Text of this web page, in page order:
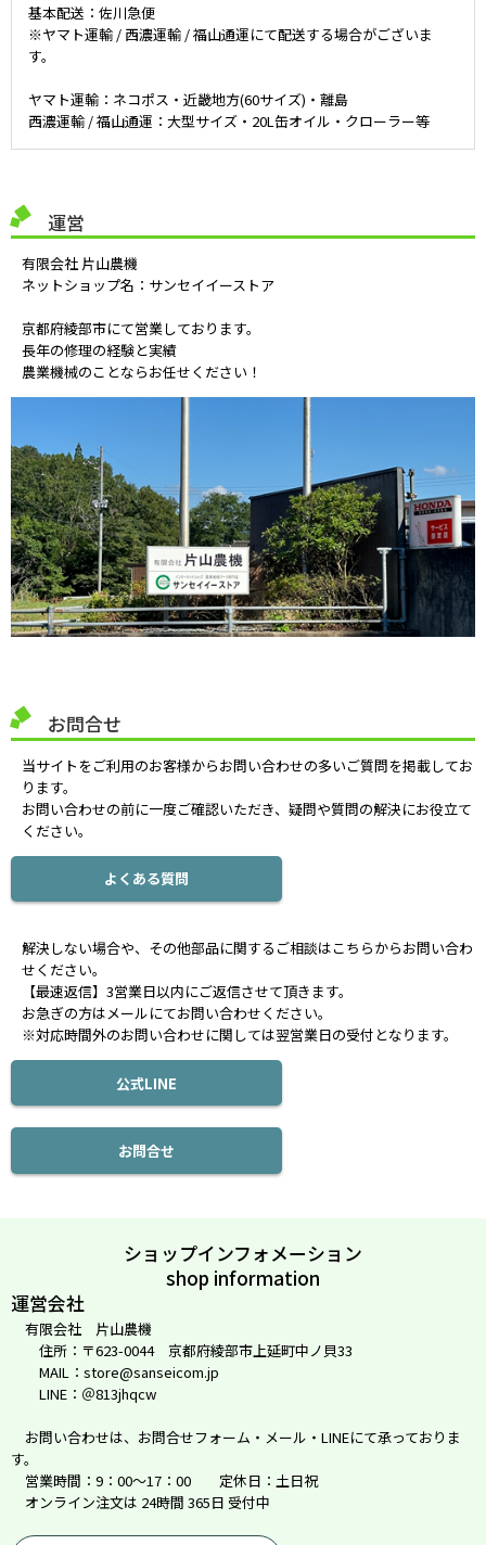
基本配送：佐川急便
※ヤマト運輸 / 西濃運輸 / 福山通運にて配送する場合がございま
す。
ヤマト運輸：ネコポス・近畿地方(60サイズ)・離島
西濃運輸 / 福山通運：大型サイズ・20L缶オイル・クローラー等
運営
有限会社 片山農機
ネットショップ名：サンセイイーストア
京都府綾部市にて営業しております。
長年の修理の経験と実績
農業機械のことならお任せください！
お問合せ
当サイトをご利用のお客様からお問い合わせの多いご質問を掲載してお
ります。
お問い合わせの前に一度ご確認いただき、疑問や質問の解決にお役立て
ください。
よくある質問
解決しない場合や、その他部品に関するご相談はこちらからお問い合わ
せください。
【最速返信】3営業日以内にご返信させて頂きます。
お急ぎの方はメールにてお問い合わせください。
※対応時間外のお問い合わせに関しては翌営業日の受付となります。
公式LINE
お問合せ
ショップインフォメーション
shop information
運営会社
有限会社 片山農機
住所：〒623-0044 京都府綾部市上延町中ノ貝33
MAIL：store@sanseicom.jp
LINE：＠813jhqcw
お問い合わせは、お問合せフォーム・メール・LINEにて承っておりま
す。
営業時間：9：00～17：00 定休日：土日祝
オンライン注文は 24時間 365日 受付中